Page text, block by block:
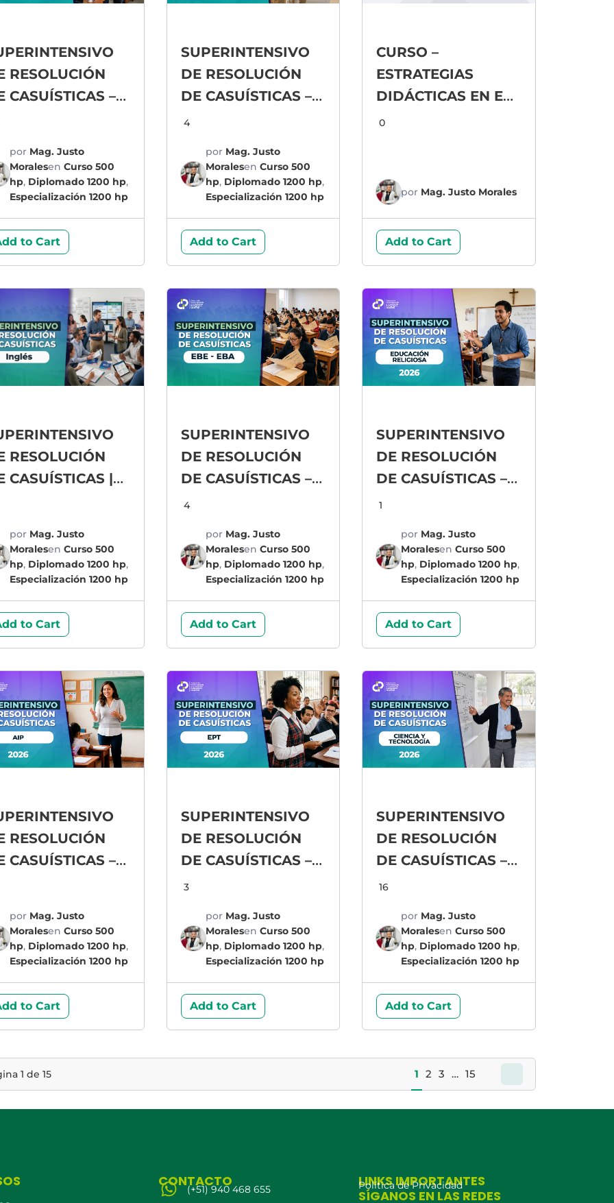
RESOLUCIÓN
CASUÍSTICAS –
por Mag. Justo
Moralesen Curso 500
hp, Diplomado 1200 hp,
Especialización 1200 hp
to Cart
SUPERINTENSIVO
DE RESOLUCIÓN
DE CASUÍSTICAS –
ARTE Y CULTURA
4
por Mag. Justo
Moralesen Curso 500
hp, Diplomado 1200 hp,
Especialización 1200 hp
Add to Cart
CURSO –
ESTRATEGIAS
DIDÁCTICAS EN EL
ÁREA DE CIENCIAS
0
por Mag. Justo Morales
Add to Cart
RESOLUCIÓN
CASUÍSTICAS |
por Mag. Justo
Moralesen Curso 500
hp, Diplomado 1200 hp,
Especialización 1200 hp
to Cart
SUPERINTENSIVO
DE RESOLUCIÓN
DE CASUÍSTICAS –
EBE – EBA
4
por Mag. Justo
Moralesen Curso 500
hp, Diplomado 1200 hp,
Especialización 1200 hp
Add to Cart
SUPERINTENSIVO
DE RESOLUCIÓN
DE CASUÍSTICAS –
EDUCACIÓN
1
por Mag. Justo
MoralesenCurso 500
hp, Diplomado 1200 hp,
Especialización 1200 hp
Add to Cart
RESOLUCIÓN
CASUÍSTICAS –
por Mag. Justo
Moralesen Curso 500
hp, Diplomado 1200 hp,
Especialización 1200 hp
to Cart
SUPERINTENSIVO
DE RESOLUCIÓN
DE CASUÍSTICAS –
EPT
3
por Mag. Justo
Moralesen Curso 500
hp, Diplomado 1200 hp,
Especialización 1200 hp
Add to Cart
SUPERINTENSIVO
DE RESOLUCIÓN
DE CASUÍSTICAS –
CIENCIA Y
16
por Mag. Justo
MoralesenCurso 500
hp, Diplomado 1200 hp,
Especialización 1200 hp
Add to Cart
1 de 15 1 2 3 … 15
CONTACTO
(+51) 940 468 655 LINKS IMPORTANTES
Política de Privacidad
SÍGANOS EN LAS REDES